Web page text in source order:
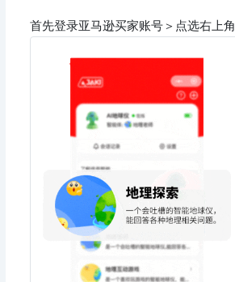
首先登录亚马逊买家账号＞点选右上角